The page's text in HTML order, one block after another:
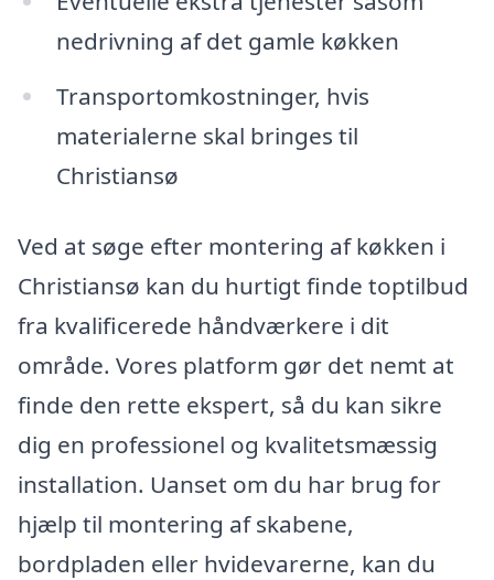
nedrivning af det gamle køkken
Transportomkostninger, hvis
materialerne skal bringes til
Christiansø
Ved at søge efter montering af køkken i
Christiansø kan du hurtigt finde toptilbud
fra kvalificerede håndværkere i dit
område. Vores platform gør det nemt at
finde den rette ekspert, så du kan sikre
dig en professionel og kvalitetsmæssig
installation. Uanset om du har brug for
hjælp til montering af skabene,
bordpladen eller hvidevarerne, kan du